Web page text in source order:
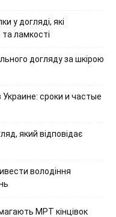
у догляді, які
ламкості
догляду за шкірою
сроки и частые
який відповідає
володіння
МРТ кінцівок